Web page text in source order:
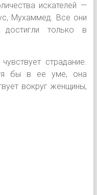
искателей —
Мухаммед. Все они
только в
страдание.
бы в ее уме, она
вокруг женщины,